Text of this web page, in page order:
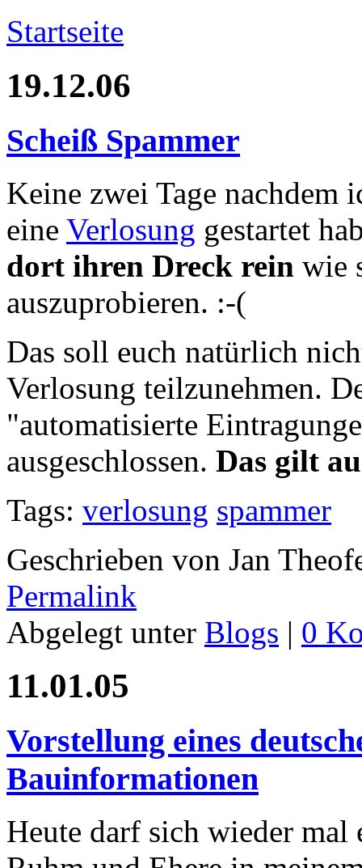
Startseite
19.12.06
Scheiß Spammer
Keine zwei Tage nachdem
eine Verlosung gestartet
dort ihren Dreck rein wie
auszuprobieren. :-(
Das soll euch natürlich
Verlosung teilzunehmen.
"automatisierte
ausgeschlossen. Das gilt
Tags: verlosung spammer
Geschrieben von Jan
Permalink
Abgelegt unter Blogs | 0
11.01.05
Vorstellung eines
Bauinformationen
Heute darf sich wieder mal